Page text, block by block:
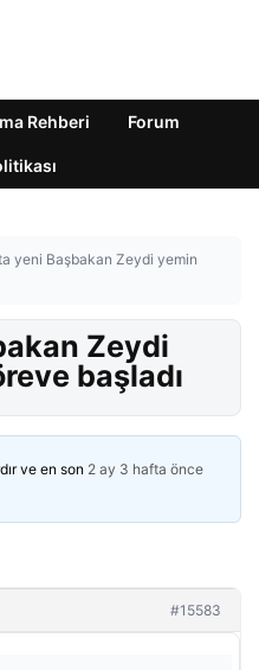
Rehberi Forum
yeni Başbakan Zeydi yemin
Zeydi
başladı
ve en son 2 ay 3 hafta önce
#15583